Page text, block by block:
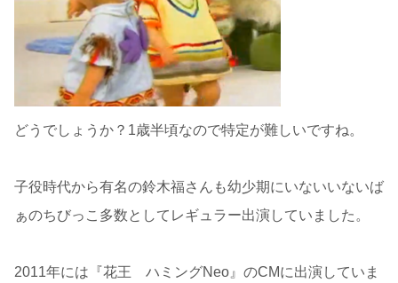
どうでしょうか？1歳半頃なので特定が難しいですね。
子役時代から有名の鈴木福さんも幼少期にいないいないば
ぁのちびっこ多数としてレギュラー出演していました。
2011年には『花王 ハミングNeo』のCMに出演していま